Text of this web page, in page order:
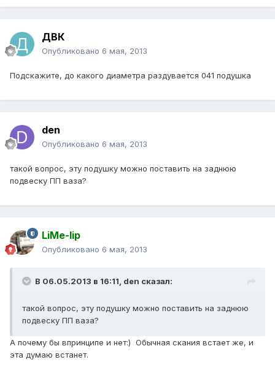
ДВК
Опубликовано 6 мая, 2013
Подскажите, до какого диаметра раздувается 041 подушка
den
Опубликовано 6 мая, 2013
такой вопрос, эту подушку можно поставить на заднюю
подвеску ПП ваза?
LiMe-lip
Опубликовано 6 мая, 2013
В 06.05.2013 в 16:11, den сказал:
такой вопрос, эту подушку можно поставить на заднюю
подвеску ПП ваза?
А почему бы впринципе и нет:) Обычная скания встает же, и
эта думаю встанет.